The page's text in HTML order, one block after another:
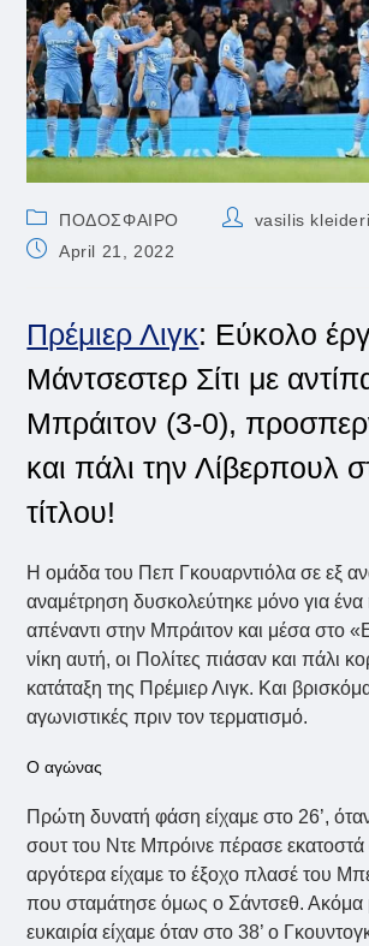
Post
category:
ΠΟΔΟΣΦΑΙΡΟ
Postvasilis
PostApril 21, 2022
Πρέμιερ Λιγκ: Εύκολο
Μάντσεστερ Σίτι με
Μπράιτον (3-0),
και πάλι την Λίβερπουλ
τίτλου!
Η ομάδα του Πεπ Γκουαρντιόλα σε εξ
αναμέτρηση δυσκολεύτηκε μόνο για ένα
απέναντι στην Μπράιτον και μέσα στο
νίκη αυτή, οι Πολίτες πιάσαν και πάλι
κατάταξη της Πρέμιερ Λιγκ. Και
αγωνιστικές πριν τον τερματισμό.
Ο αγώνας
Πρώτη δυνατή φάση είχαμε στο 26’,
σουτ του Ντε Μπρόινε πέρασε
αργότερα είχαμε το έξοχο πλασέ του
που σταμάτησε όμως ο Σάντσεθ. Ακόμα
ευκαιρία είχαμε όταν στο 38’ ο